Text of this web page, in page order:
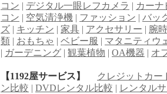
コン | デジタル一眼レフカメラ | カーナ
コン | 空気清浄機 | ファッション | バッ
ズ | キッチン | 家具 | アクセサリー | 腕
類 | おもちゃ | ベビー服 | マタニティウ
| ガーデニング | 観葉植物 | OA機器 | オ
【1192屋サービス】
クレジットカー
ン比較 | DVDレンタル比較 | レンタル